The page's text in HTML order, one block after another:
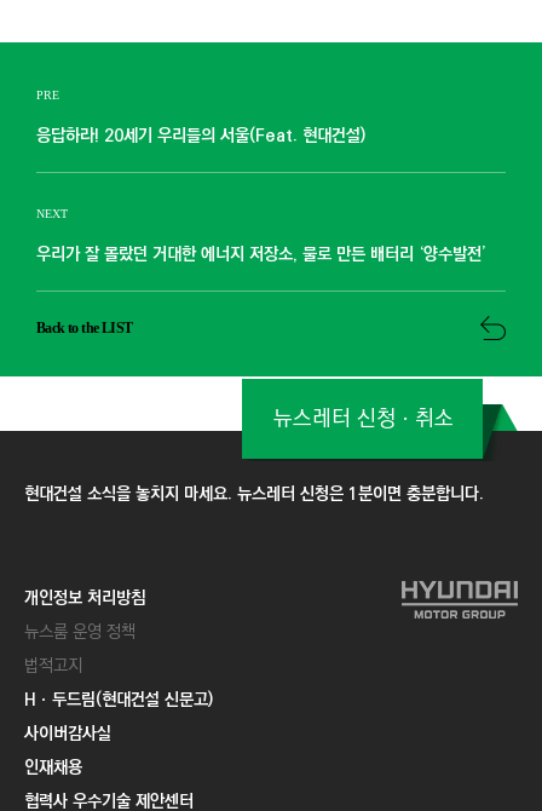
PRE
응답하라! 20세기 우리들의 서울(Feat. 현대건설)
NEXT
우리가 잘 몰랐던 거대한 에너지 저장소, 물로 만든 배터리 ‘양수발전’
Back to the LIST
현대건설 소식을 놓치지 마세요. 뉴스레터 신청은 1분이면 충분합니다.
뉴스레터 신청ㆍ취소
개인정보 처리방침
뉴스룸 운영 정책
법적고지
Hㆍ두드림(현대건설 신문고)
사이버감사실
인재채용
협력사 우수기술 제안센터